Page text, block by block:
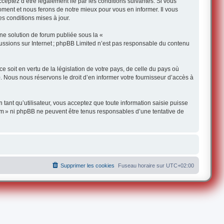
et nous ferons de notre mieux pour vous en informer. Il vous
conditions mises à jour.
solution de forum publiée sous la «
sur Internet ; phpBB Limited n’est pas responsable du contenu
soit en vertu de la législation de votre pays, de celle du pays où
nous réservons le droit d’en informer votre fournisseur d’accès à
qu’utilisateur, vous acceptez que toute information saisie puisse
ni phpBB ne peuvent être tenus responsables d’une tentative de
Fuseau horaire sur UTC+02:00
Supprimer les cookies